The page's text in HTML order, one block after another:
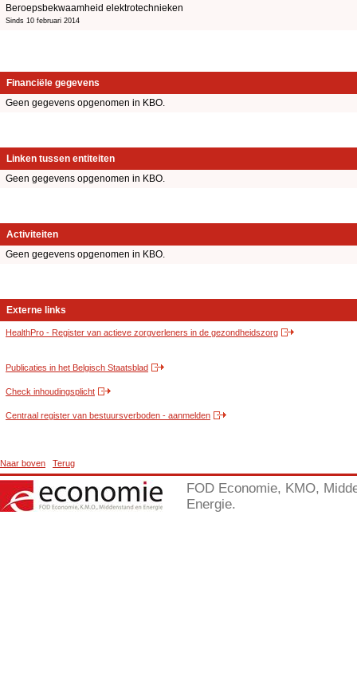
Beroepsbekwaamheid elektrotechnieken
Sinds 10 februari 2014
Financiële gegevens
Geen gegevens opgenomen in KBO.
Linken tussen entiteiten
Geen gegevens opgenomen in KBO.
Activiteiten
Geen gegevens opgenomen in KBO.
Externe links
HealthPro - Register van actieve zorgverleners in de gezondheidszorg
Publicaties in het Belgisch Staatsblad
Check inhoudingsplicht
Centraal register van bestuursverboden - aanmelden
Naar boven Terug
FOD Economie, KMO,
Energie.